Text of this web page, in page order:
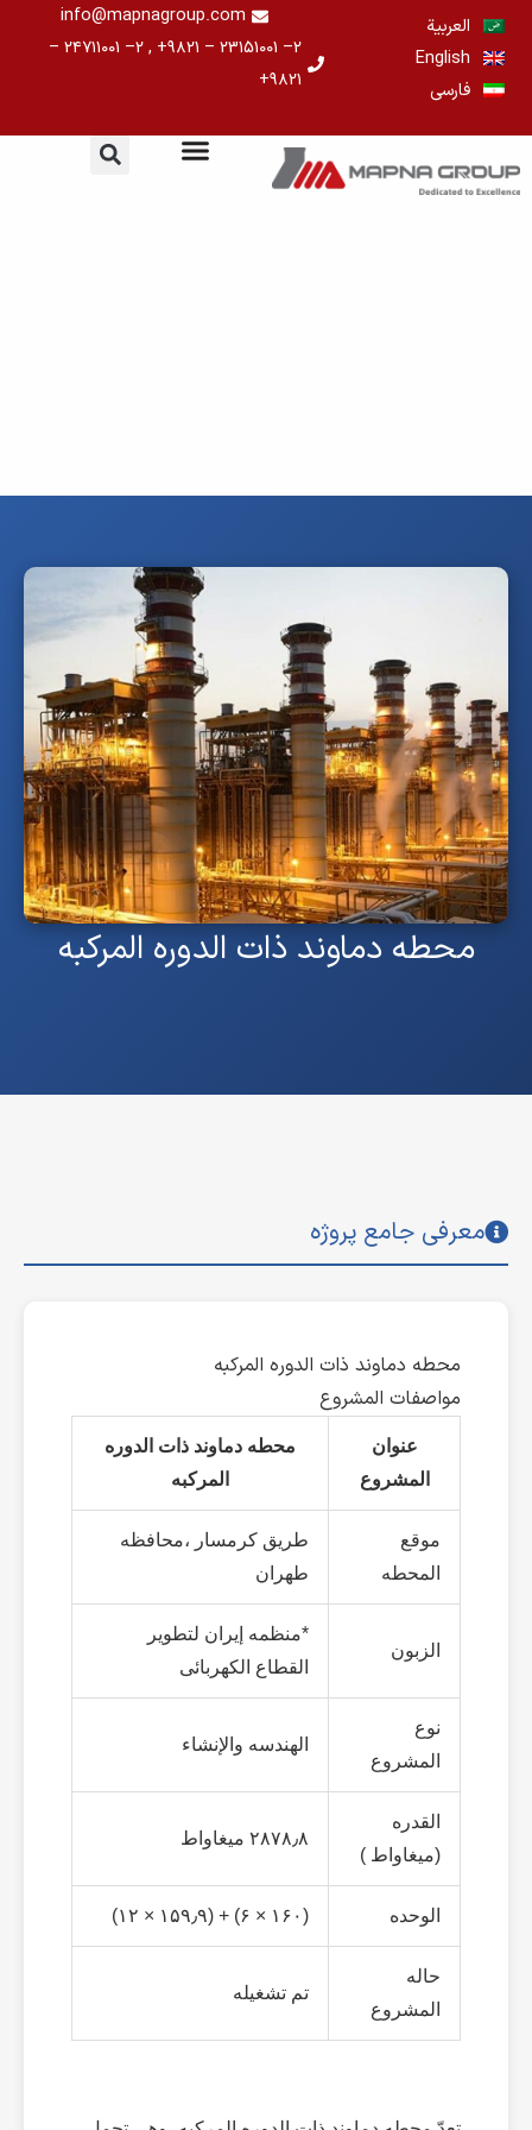
تخطي
المحتوى
العربية
English
فارسی
info@mapnagroup.com
۲– ۲۳۱۵۱۰۰۱ – ۹۸۲۱+ , ۲– ۲۴۷۱۱۰۰۱ –
۹۸۲۱+
محطه دماوند ذات الدوره المرکبه
معرفی جامع پروژه
محطه دماوند ذات الدوره المرکبه
مواصفات المشروع
عنوان
المشروع
محطه دماوند ذات الدوره
المرکبه
موقع
المحطه
طریق کرمسار ،محافظه
طهران
الزبون
*منظمه إیران لتطویر
القطاع الکهربائی
نوع
المشروع
الهندسه والإنشاء
القدره
(میغاواط )
۲۸۷۸٫۸ میغاواط
الوحده (۱۶۰ × ۶) + (۱۵۹٫۹ × ۱۲)
حاله
المشروع
تم تشغیله